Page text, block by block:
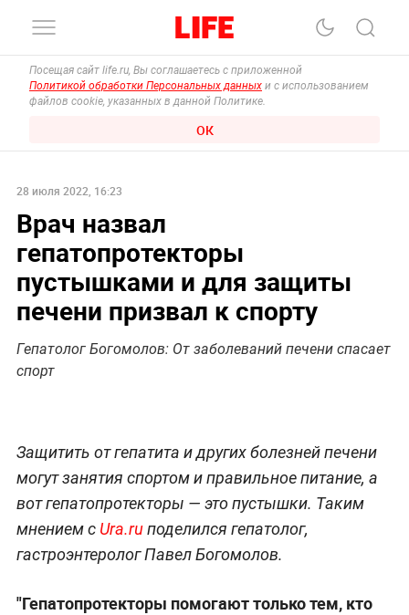
Посещая сайт life.ru, Вы соглашаетесь с приложенной
Политикой обработки Персональных данных и с использованием
файлов cookie, указанных в данной Политике.
ОК
28 июля 2022, 16:23
Врач назвал
гепатопротекторы
пустышками и для защиты
печени призвал к спорту
Гепатолог Богомолов: От заболеваний печени спасает
спорт
Защитить от гепатита и других болезней печени
могут занятия спортом и правильное питание, а
вот гепатопротекторы — это пустышки. Таким
мнением с Ura.ruподелился гепатолог,
гастроэнтеролог Павел Богомолов.
"Гепатопротекторы помогают только тем, кто